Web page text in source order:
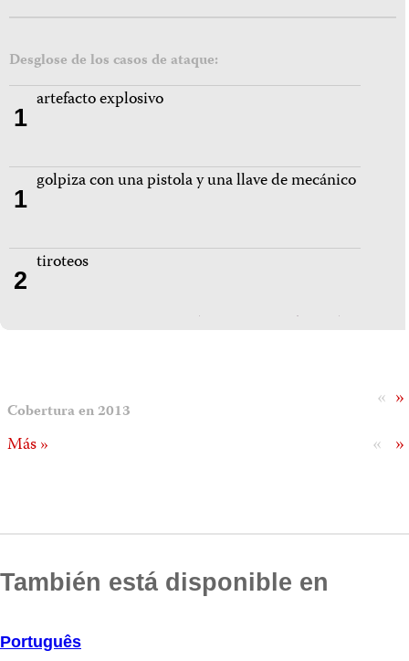
Desglose de los casos de ataque:
1
artefacto explosivo
1
golpiza con una pistola y una llave de mecánico
2
tiroteos
»
«
Cobertura en 2013
»
«
Más »
También está disponible en
Português